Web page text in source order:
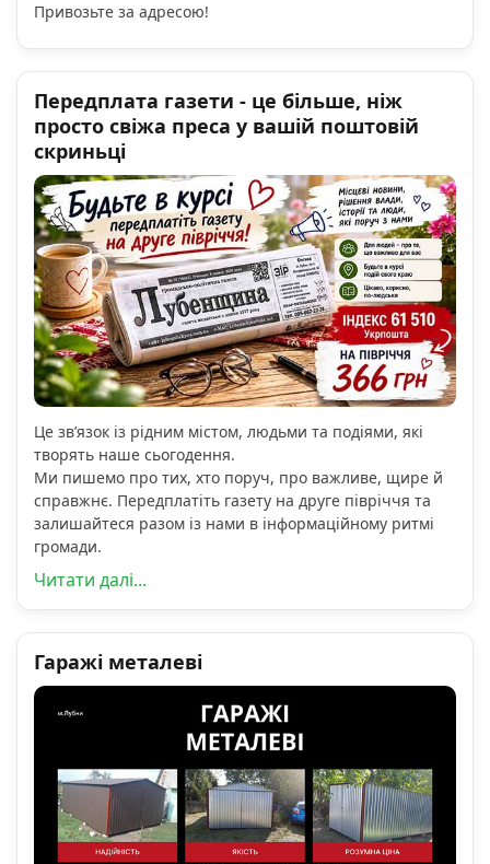
Привозьте за адресою!
Передплата газети - це більше, ніж
просто свіжа преса у вашій поштовій
скриньці
Це зв’язок із рідним містом, людьми та подіями, які
творять наше сьогодення.
Ми пишемо про тих, хто поруч, про важливе, щире й
справжнє. Передплатіть газету на друге півріччя та
залишайтеся разом із нами в інформаційному ритмі
громади.
Читати далі...
Гаражі металеві